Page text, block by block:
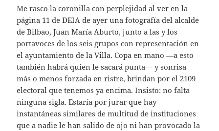
Me rasco la coronilla con perplejidad al ver en la
página 11 de DEIA de ayer una fotografía del alcalde
de Bilbao, Juan María Aburto, junto a las y los
portavoces de los seis grupos con representación en
el ayuntamiento de la Villa. Copa en mano —a esto
también habrá quien le sacará punta— y sonrisa
más o menos forzada en ristre, brindan por el 2109
electoral que tenemos ya encima. Insisto: no falta
ninguna sigla. Estaría por jurar que hay
instantáneas similares de multitud de instituciones
que a nadie le han salido de ojo ni han provocado la